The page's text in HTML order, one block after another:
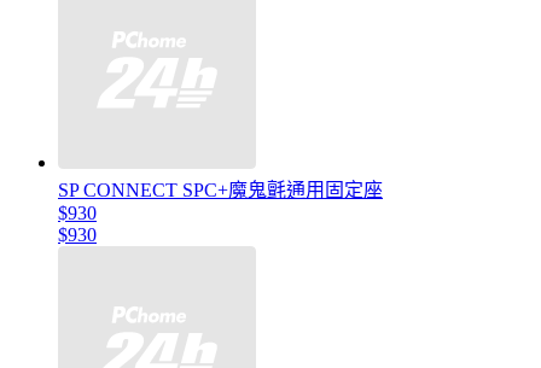
SP CONNECT SPC+魔鬼氈通用固定座
$930
$930